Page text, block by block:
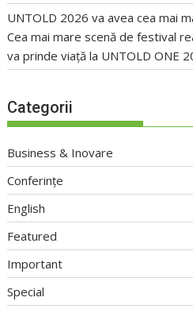
UNTOLD 2026 va avea cea mai
Cea mai mare scenă de festival
va prinde viață la UNTOLD ONE
Categorii
Business & Inovare
Conferințe
English
Featured
Important
Special